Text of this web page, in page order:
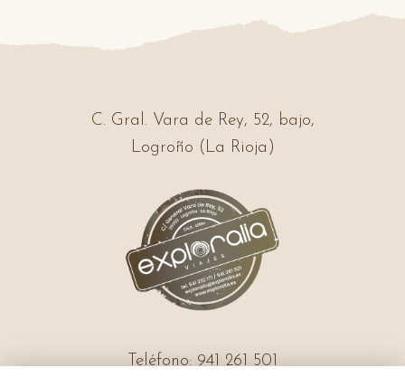
C. Gral. Vara de Rey, 52, bajo,
Logroño (La Rioja)
Teléfono: 941 261 501